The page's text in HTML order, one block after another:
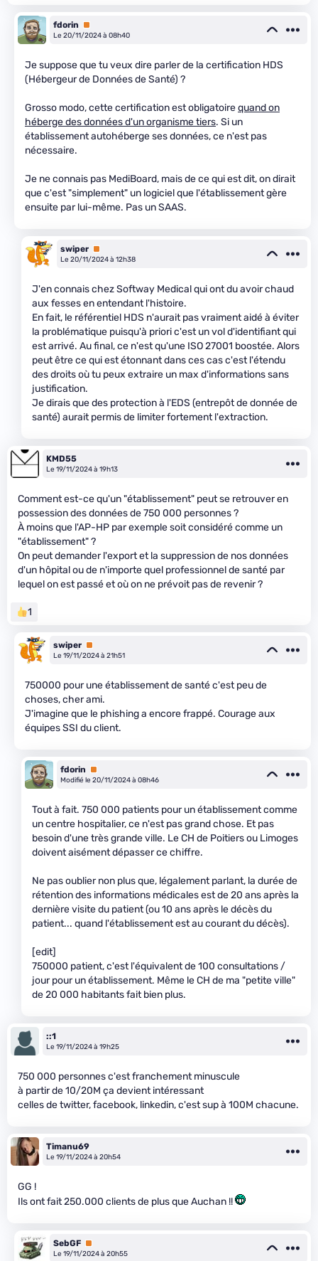
fdorin
Premium
Le 20/11/2024 à 08h40
Je suppose que tu veux dire parler de la certification HDS
(Hébergeur de Données de Santé) ?
Grosso modo, cette certification est obligatoirequand on
héberge des données d'un organisme tiers. Si un
établissement autohéberge ses données, ce n'est pas
nécessaire.
Je ne connais pas MediBoard, mais de ce qui est dit, on dirait
que c'est "simplement" un logiciel que l'établissement gère
ensuite par lui-même. Pas un SAAS.
swiper Premium
Le 20/11/2024 à 12h38
J'en connais chez Softway Medical qui ont du avoir chaud
aux fesses en entendant l'histoire.
En fait, le référentiel HDS n'aurait pas vraiment aidé à éviter
la problématique puisqu'à priori c'est un vol d'identifiant qui
est arrivé. Au final, ce n'est qu'une ISO 27001 boostée. Alors
peut être ce qui est étonnant dans ces cas c'est l'étendu
des droits où tu peux extraire un max d'informations sans
justification.
Je dirais que des protection à l'EDS (entrepôt de donnée de
santé) aurait permis de limiter fortement l'extraction.
KMD55
Le 19/11/2024 à 19h13
Comment est-ce qu'un "établissement" peut se retrouver en
possession des données de 750 000 personnes ?
À moins que l'AP-HP par exemple soit considéré comme un
"établissement" ?
On peut demander l'export et la suppression de nos données
d'un hôpital ou de n'importe quel professionnel de santé par
lequel on est passé et où on ne prévoit pas de revenir ?
1
swiper Premium
Le 19/11/2024 à 21h51
750000 pour une établissement de santé c'est peu de
choses, cher ami.
J'imagine que le phishing a encore frappé. Courage aux
équipes SSI du client.
fdorin
Premium
Modifié le 20/11/2024 à 08h46
Tout à fait. 750 000 patients pour un établissement comme
un centre hospitalier, ce n'est pas grand chose. Et pas
besoin d'une très grande ville. Le CH de Poitiers ou Limoges
doivent aisément dépasser ce chiffre.
Ne pas oublier non plus que, légalement parlant, la durée de
rétention des informations médicales est de 20 ans après la
dernière visite du patient (ou 10 ans après le décès du
patient... quand l'établissement est au courant du décès).
[edit]
750000 patient, c'est l'équivalent de 100 consultations /
jour pour un établissement. Même le CH de ma "petite ville"
de 20 000 habitants fait bien plus.
::1
Le 19/11/2024 à 19h25
750 000 personnes c'est franchement minuscule
à partir de 10/20M ça devient intéressant
celles de twitter, facebook, linkedin, c'est sup à 100M chacune.
Timanu69
Le 19/11/2024 à 20h54
GG !
Ils ont fait 250.000 clients de plus que Auchan !!
SebGF Premium
Le 19/11/2024 à 20h55